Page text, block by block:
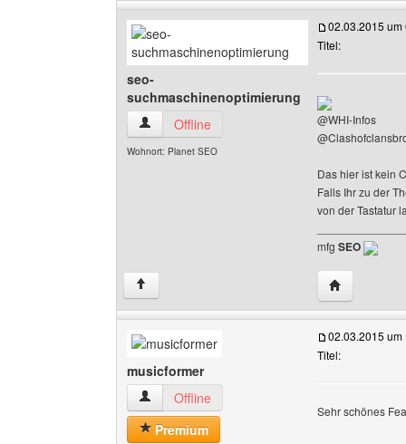
seo-
suchmaschinenoptimierung
seo-suchmaschinenoptimierung Benutzer-
Offline
Wohnort: Planet SEO
02.03.2015 um
Titel:
@WHI-Infos
Das hier ist kein
Falls Ihr zu der
von der Tastatur
mfg SEO
↑ Website
musicformer
musicformer Benutzer-Profile anzeigen
Offline
Premium
02.03.2015 um
Titel:
Sehr schönes